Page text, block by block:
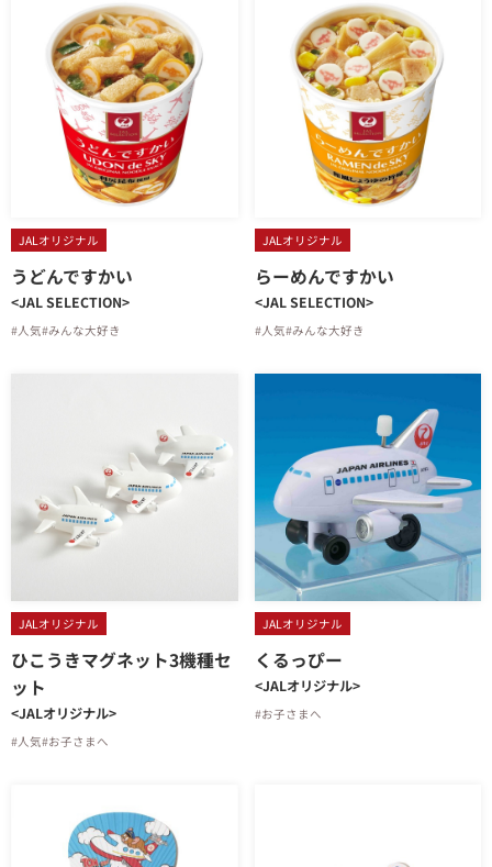
JALオリジナル
うどんですかい
<JAL SELECTION>
#人気#みんな大好き
JALオリジナル
らーめんですかい
<JAL SELECTION>
#人気#みんな大好き
JALオリジナル
ひこうきマグネット3機種セ
ット
<JALオリジナル>
#人気#お子さまへ
JALオリジナル
くるっぴー
<JALオリジナル>
#お子さまへ